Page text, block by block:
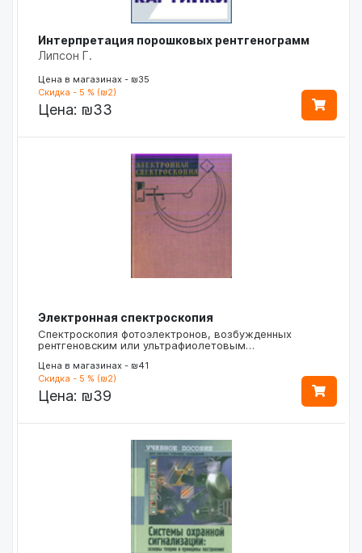
Интерпретация порошковых рентгенограмм
Липсон Г.
Цена в магазинах - ₪35
Скидка - 5 % (₪2)
Цена: ₪33
Электронная спектроскопия
Спектроскопия фотоэлектронов, возбужденных
рентгеновским или ультрафиолетовым…
Цена в магазинах - ₪41
Скидка - 5 % (₪2)
Цена: ₪39